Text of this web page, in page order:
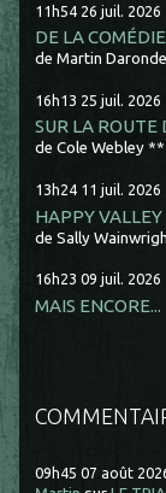
11h54 26 juil. 2026
DE LA
de Martin
16h13 25 juil. 2026
SUR LA ROUTE
de Cole Webley
13h24 11 juil. 2026
HAPPY VALLEY
de Sally
16h23 09 juil. 2026
MAIS ENCORE...
09h45 07 août